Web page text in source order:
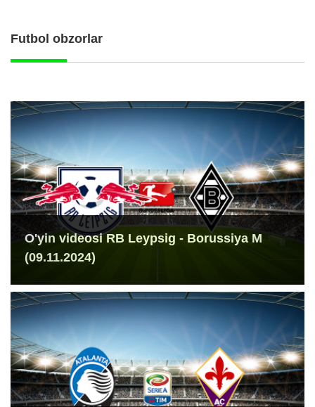
Futbol obzorlar
O'yin videosi RB Leypsig - Borussiya M
(09.11.2024)